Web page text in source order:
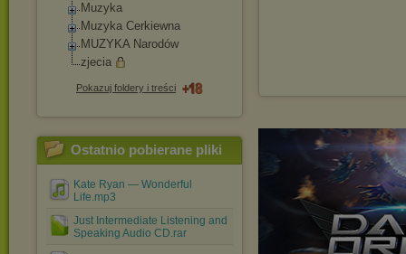
Muzyka
Muzyka Cerkiewna
MUZYKA Narodów
zjecia
Pokazuj foldery i treści
Ostatnio pobierane pliki
Kate Ryan — Wonderful
Life.mp3
Just Intermediate Listening and
Speaking Audio CD.rar